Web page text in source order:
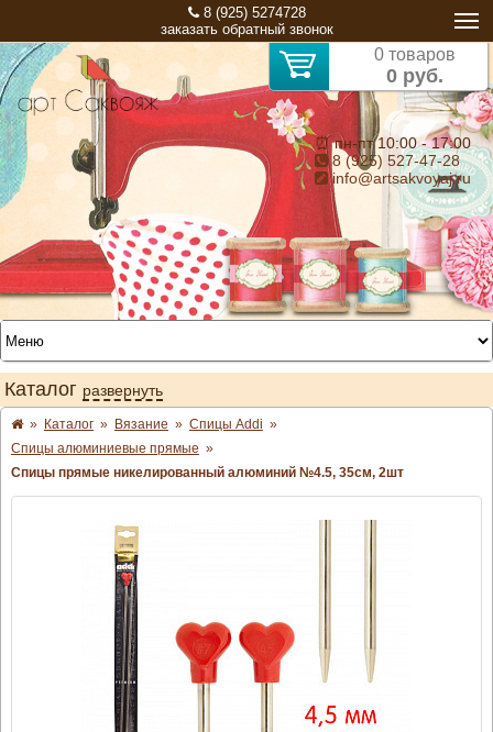
8 (925) 5274728
заказать обратный звонок
0 товаров
0 руб.
⏰ пн-пт 10:00 - 17:00
8 (925) 527-47-28
info@artsakvoyaj.ru
Каталог развернуть
» Каталог » Вязание » Спицы Addi »
Спицы алюминиевые прямые »
Спицы прямые никелированный алюминий №4.5, 35см, 2шт